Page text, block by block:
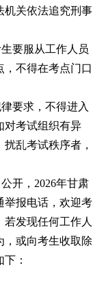
机关依法追究刑事
要服从工作人员
，不得在考点门口
要求，不得进入
对考试组织有异
乱考试秩序者，
开，2026年甘肃
举报电话，欢迎考
发现任何工作人
，或向考生收取除
：